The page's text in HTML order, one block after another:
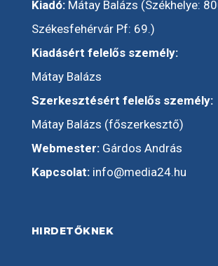
Kiadó:Mátay Balázs (Székhelye:
Székesfehérvár Pf: 69.)
Kiadásért felelős személy:
Mátay Balázs
Szerkesztésért felelős személy:
Mátay Balázs (főszerkesztő)
Webmester:Gárdos András
Kapcsolat: info@media24.hu
HIRDETŐKNEK